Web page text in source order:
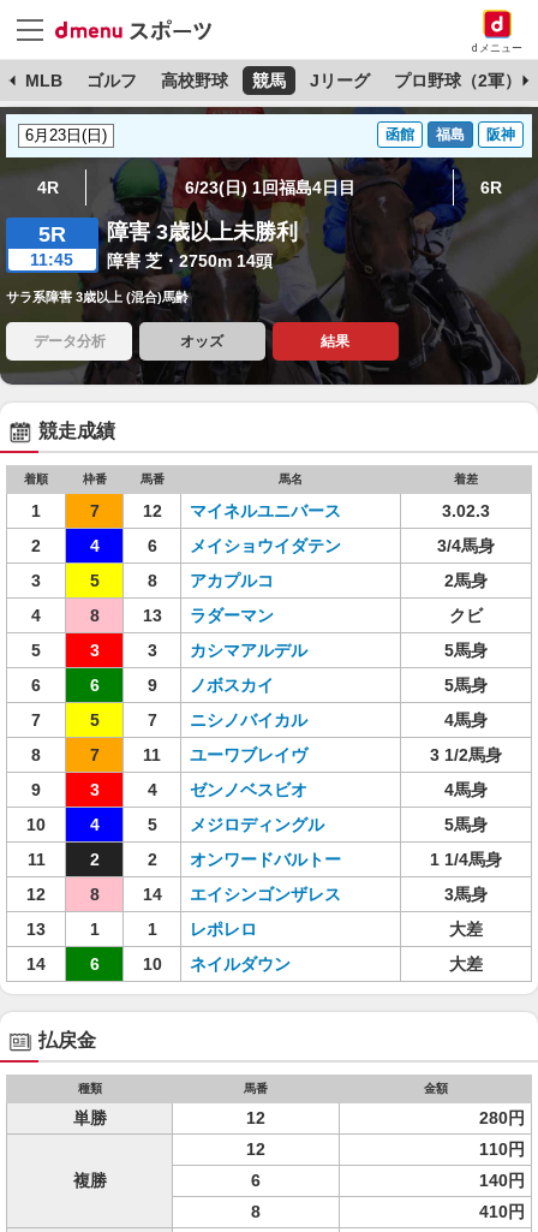
dメニュー
MLB ゴルフ 高校野球 競馬 Jリーグ プロ野球（2軍）
函館 福島 阪神
4R 6/23(日) 1回福島4日目 6R
5R
11:45
障害 3歳以上未勝利
障害 芝・2750m 14頭
サラ系障害 3歳以上 (混合)馬齢
データ分析 オッズ 結果
競走成績
着順 枠番 馬番 馬名 着差
1 7 12 マイネルユニバース
3.02.3
2
4 6 メイショウイダテン
3/4馬身
3
5 8 アカプルコ
2馬身
4
8 13 ラダーマン
クビ
5
3 3 カシマアルデル
5馬身
6
6 9 ノボスカイ
5馬身
7
5 7 ニシノバイカル
4馬身
8
7 11 ユーワブレイヴ
3 1/2馬身
9
3 4 ゼンノベスビオ
4馬身
10
4 5 メジロディングル
5馬身
11
2 2 オンワードバルトー
1 1/4馬身
12
8 14 エイシンゴンザレス
3馬身
13
1 1 レポレロ
大差
14
6 10 ネイルダウン 大差
払戻金
種類 馬番 金額
単勝 12 280円
複勝
12
110円
6
140円
8
410円